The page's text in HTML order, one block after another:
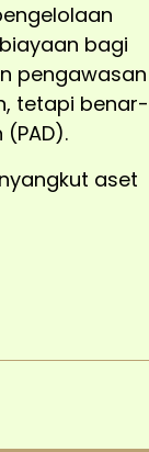
bagi
pengawasan
tetapi benar-
aset